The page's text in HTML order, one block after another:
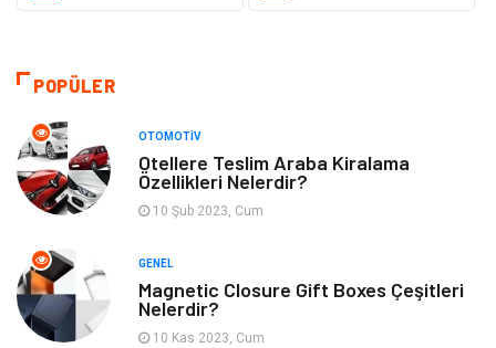
Otomotiv
Giyim
Cilt ve Deri Hastalıkları Bilgisayar & Yazılım
Organizasyon Hastalıklar
POPÜLER
OTOMOTIV
Otellere Teslim Araba Kiralama
Özellikleri Nelerdir?
10 Şub 2023, Cum
GENEL
Magnetic Closure Gift Boxes Çeşitleri
Nelerdir?
10 Kas 2023, Cum